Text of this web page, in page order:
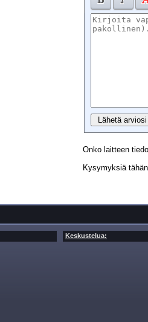
Onko laitteen
Kysymyksiä
Keskustelua: